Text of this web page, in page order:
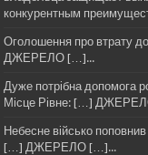
конкурентным
Оголошення про втрату
ДЖЕРЕЛО […]...
Дуже потрібна допомога
Місце Рівне: […]
Небесне військо
[…] ДЖЕРЕЛО […]...